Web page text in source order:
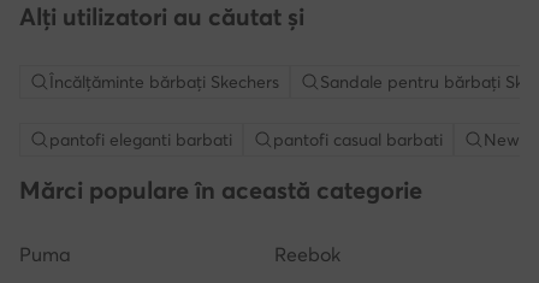
Alți utilizatori au căutat și
Încălțăminte bărbați Skechers Sandale pentru bărbați
pantofi eleganti barbati pantofi casual barbati New
Mărci populare în această categorie
Puma Reebok